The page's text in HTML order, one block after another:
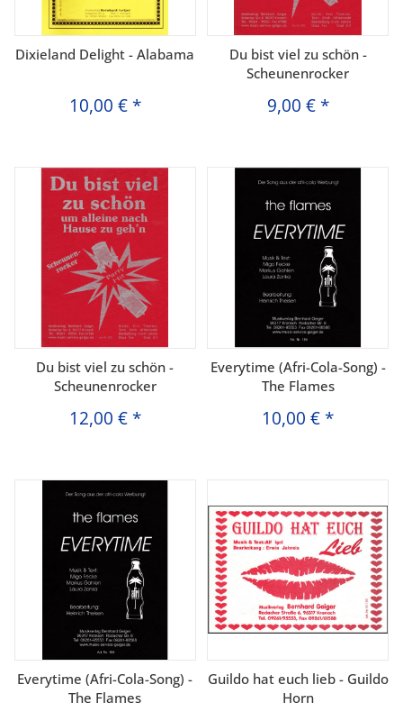
Dixieland Delight - Alabama
10,00 € *
Du bist viel zu schön -
Scheunenrocker
9,00 € *
Du bist viel zu schön -
Scheunenrocker
12,00 € *
Everytime (Afri-Cola-Song) -
The Flames
10,00 € *
Everytime (Afri-Cola-Song) -
The Flames
Guildo hat euch lieb - Guildo
Horn